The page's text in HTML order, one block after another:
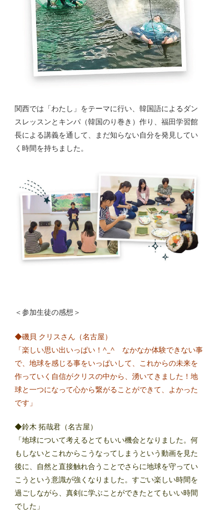
関西では「わたし」をテーマに行い、韓国語によるダン
スレッスンとキンパ（韓国のり巻き）作り、福田学習館
長による講義を通して、まだ知らない自分を発見してい
く時間を持ちました。
＜参加生徒の感想＞
◆磯貝 クリスさん（名古屋）
「楽しい思い出いっぱい！^_^ なかなか体験できない事
で、地球を感じる事をいっぱいして、これからの未来を
作っていく自信がクリスの中から、湧いてきました！地
球と一つになって心から繋がることができて、よかった
です」
◆鈴木 拓哉君（名古屋）
「地球について考えるとてもいい機会となりました。何
もしないとこれからこうなってしまうという動画を見た
後に、自然と直接触れ合うことでさらに地球を守ってい
こうという意識が強くなりました。すごい楽しい時間を
過ごしながら、真剣に学ぶことができたとてもいい時間
でした」